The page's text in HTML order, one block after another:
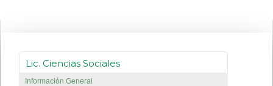
Lic. Ciencias Sociales
Información General